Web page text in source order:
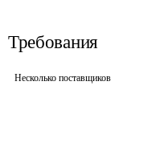
Требования
Несколько поставщиков